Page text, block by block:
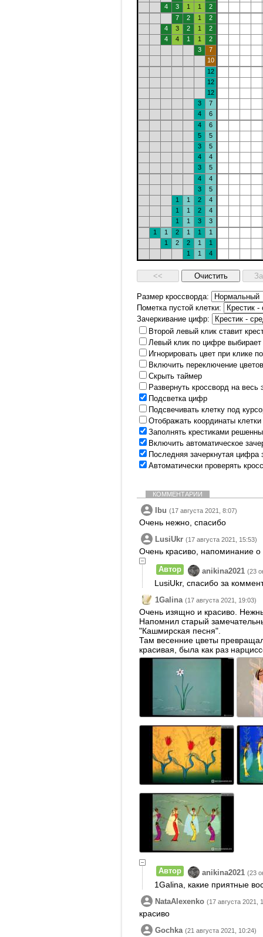
4
3 1 1
2
7
2 1
2
4
3 2 1
2
4
4 1 1
2
3
7
10
12
12
12
3
7
4
6
4
6
5
5
3
5
4
4
3
5
4
4
3
5
1
1 2
4
1
1 2
4
1
1 3
3
1
1 2 1 1
1
1
2 2 1
1
1
1 4
Размер кроссворда:
Пометка пустой клетки:
Зачеркивание цифр:
Второй левый клик ставит
Левый клик по цифре выбирает
Игнорировать цвет при клике
Включить переключение
Скрыть таймер
Развернуть кроссворд на
Подсветка цифр
Подсвечивать клетку под
Отображать координаты
Заполнять крестиками
Включить автоматическое
Последняя зачеркнутая цифра
Автоматически проверять
КОММЕНТАРИИ
Ibu (17 августа 2021, 8:07)
Очень нежно, спасибо
LusiUkr (17 августа 2021, 15:53)
Очень красиво, напоминание
Автор anikina2021 (23
LusiUkr, спасибо за
1Galina (17 августа 2021, 19:03)
Очень изящно и красиво.
Напомнил старый
"Кашмирская песня".
Там весенние цветы
красивая, была как раз
Автор anikina2021 (23
1Galina, какие приятные
NataAlexenko (17 августа 2021,
красиво
Gochka (21 августа 2021, 10:24)